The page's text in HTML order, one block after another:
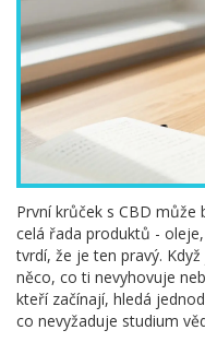
První krůček s CBD
celá řada produktů -
tvrdí, že je ten pravý.
něco, co ti nevyhovuje
kteří začínají, hledá
co nevyžaduje studium